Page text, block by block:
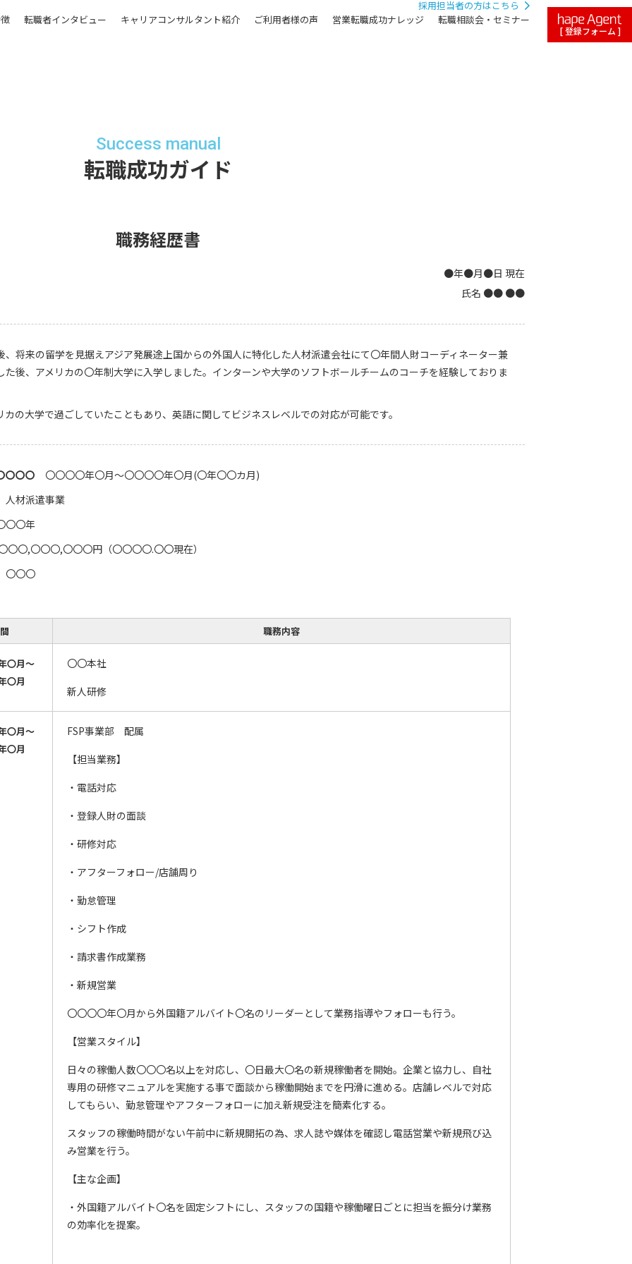
採用担当者の方はこちら
転職者インタビュー キャリアコンサルタント紹介 ご利用者様の声 営業転職成功ナレッジ 転職相談会・セミナー
[ 登録フォーム ]
Success manual
転職成功ガイド
職務経歴書
●年●月●日 現在
氏名 ●● ●●
、将来の留学を見据えアジア発展途上国からの外国人に特化した人材派遣会社にて〇年間人財コーディネーター兼
た後、アメリカの〇年制大学に入学しました。インターンや大学のソフトボールチームのコーチを経験しておりま
カの大学で過ごしていたこともあり、英語に関してビジネスレベルでの対応が可能です。
〇〇〇 〇〇〇〇年〇月～〇〇〇〇年〇月(〇年〇〇カ月)
人材派遣事業
〇〇年
〇〇,〇〇〇,〇〇〇円（〇〇〇〇.〇〇現在）
〇〇〇
職務内容
〇月～
〇月
〇〇本社
新人研修
〇月～
〇月
FSP事業部 配属
【担当業務】
・電話対応
・登録人財の面談
・研修対応
・アフターフォロー/店舗周り
・勤怠管理
・シフト作成
・請求書作成業務
・新規営業
〇〇〇〇年〇月から外国籍アルバイト〇名のリーダーとして業務指導やフォローも行う。
【営業スタイル】
日々の稼働人数〇〇〇名以上を対応し、〇日最大〇名の新規稼働者を開始。企業と協力し、自社
専用の研修マニュアルを実施する事で面談から稼働開始までを円滑に進める。店舗レベルで対応
してもらい、勤怠管理やアフターフォローに加え新規受注を簡素化する。
スタッフの稼働時間がない午前中に新規開拓の為、求人誌や媒体を確認し電話営業や新規飛び込
み営業を行う。
【主な企画】
・外国籍アルバイト〇名を固定シフトにし、スタッフの国籍や稼働曜日ごとに担当を振分け業務
の効率化を提案。